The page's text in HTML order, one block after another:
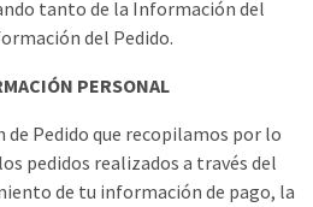
tanto de la Información del
del Pedido.
PERSONAL
Pedido que recopilamos por lo
pedidos realizados a través del
de tu información de pago, la